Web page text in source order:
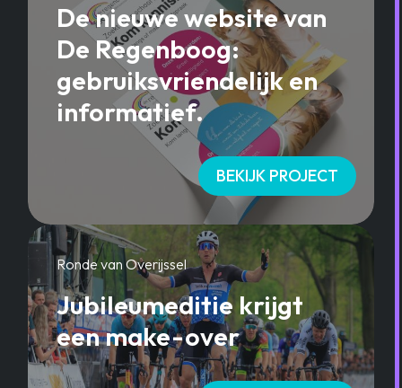
De nieuwe website van
De Regenboog:
gebruiksvriendelijk en
informatief.
BEKIJK PROJECT
Ronde van Overijssel
Jubileumeditie krijgt
een make-over